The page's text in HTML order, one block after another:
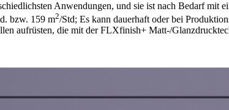
Anwendungen, und sie ist nach Bedarf mit
bzw. 159 m2/Std; Es kann dauerhaft oder bei
aufrüsten, die mit der FLXfinish+ Matt-/